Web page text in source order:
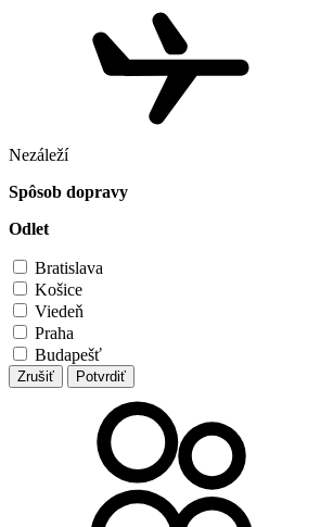
Nezáleží
Spôsob dopravy
Odlet
Bratislava
Košice
Viedeň
Praha
Budapešť
Zrušiť Potvrdiť